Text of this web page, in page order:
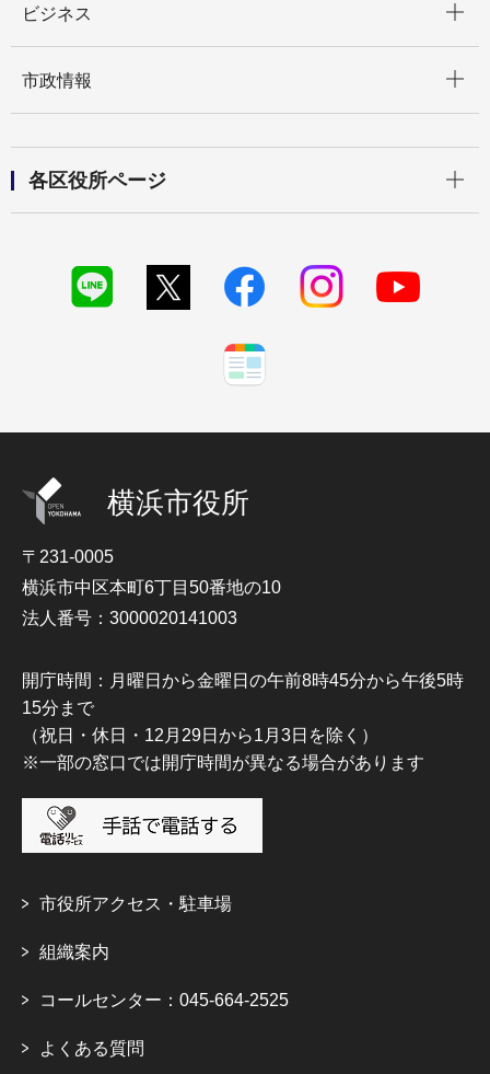
ビジネス
市政情報
各区役所ページ
横浜市役所
〒231-0005
横浜市中区本町6丁目50番地の10
法人番号：3000020141003
開庁時間：月曜日から金曜日の午前8時45分から午後5時
15分まで
（祝日・休日・12月29日から1月3日を除く）
※一部の窓口では開庁時間が異なる場合があります
市役所アクセス・駐車場
組織案内
コールセンター：045-664-2525
よくある質問